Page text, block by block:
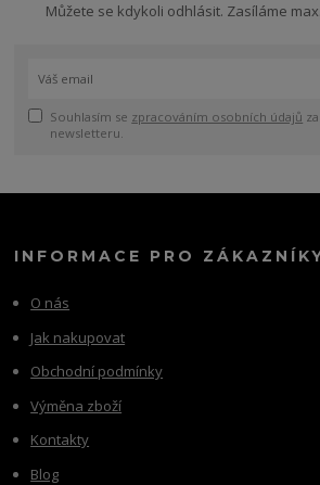
Můžete se kdykoli odhlásit. Zasíláme
Souhlasím se zpracováním osobních údajů
newsletteru.
INFORMACE PRO
O nás
Jak nakupovat
Obchodní podmínky
Výměna zboží
Kontakty
Blog